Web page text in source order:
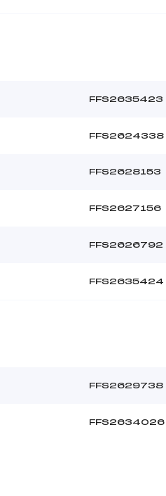
FFS2635423
FFS2624338
FFS2628153
FFS2627156
FFS2626792
FFS2635424
FFS2629738
FFS2634026